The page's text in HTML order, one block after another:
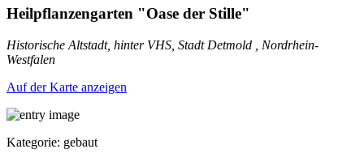
Heilpflanzengarten "Oase der Stille"
Historische Altstadt, hinter VHS, Stadt Detmold , Nordrhein-
Westfalen
Auf der Karte anzeigen
Kategorie: gebaut